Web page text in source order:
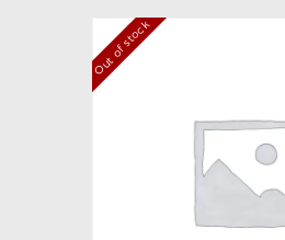
Out of stock